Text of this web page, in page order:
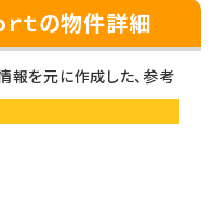
ｒｔの物件詳細
を元に作成した、参考